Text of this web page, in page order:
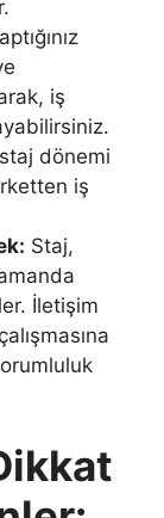
iş
staj dönemi
iş
Staj,
İletişim